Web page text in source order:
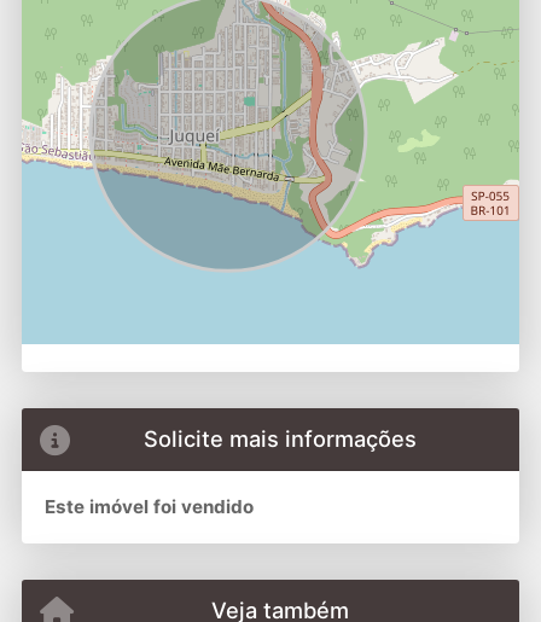
Solicite mais informações
Este imóvel foi vendido
Veja também